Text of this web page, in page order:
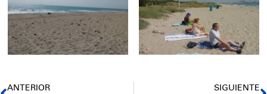
ANTERIOR SIGUIENTE